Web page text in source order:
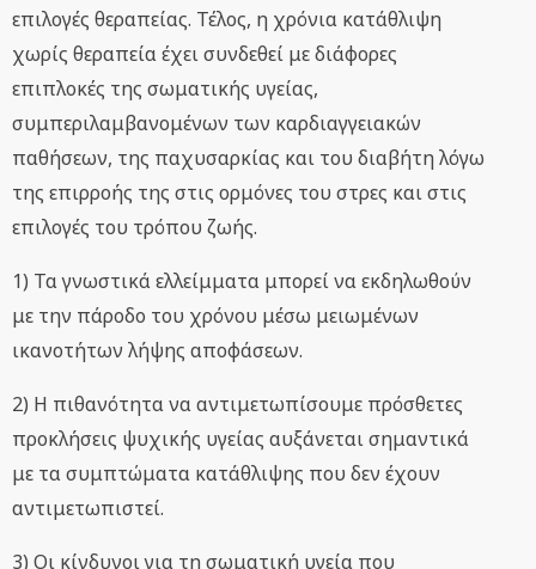
επιλογές θεραπείας. Τέλος, η χρόνια κατάθλιψη
χωρίς θεραπεία έχει συνδεθεί με διάφορες
επιπλοκές της σωματικής υγείας,
συμπεριλαμβανομένων των καρδιαγγειακών
παθήσεων, της παχυσαρκίας και του διαβήτη λόγω
της επιρροής της στις ορμόνες του στρες και στις
επιλογές του τρόπου ζωής.
1) Τα γνωστικά ελλείμματα μπορεί να εκδηλωθούν
με την πάροδο του χρόνου μέσω μειωμένων
ικανοτήτων λήψης αποφάσεων.
2) Η πιθανότητα να αντιμετωπίσουμε πρόσθετες
προκλήσεις ψυχικής υγείας αυξάνεται σημαντικά
με τα συμπτώματα κατάθλιψης που δεν έχουν
αντιμετωπιστεί.
3) Οι κίνδυνοι για τη σωματική υγεία που